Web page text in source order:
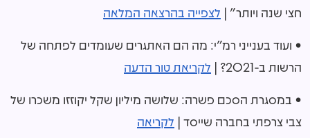
חצי שנה ויותר" | לצפייה בהרצאה המלאה
• ועוד בענייני רמ"י: מה הם האתגרים שעומדים לפתחה של
הרשות ב-2021? |
לקריאת טור הדעה
• במסגרת הסכם פשרה: שלושה מיליון שקל יקוזזו משכרו של
צבי צרפתי בחברה שייסד | לקריאה